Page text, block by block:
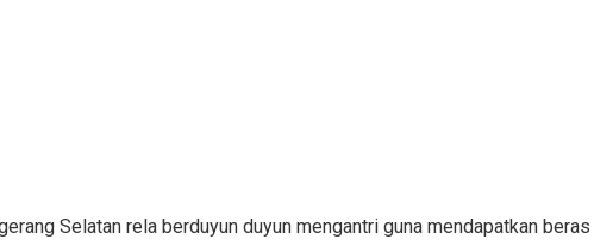
Selatan rela berduyun duyun mengantri guna mendapatkan beras